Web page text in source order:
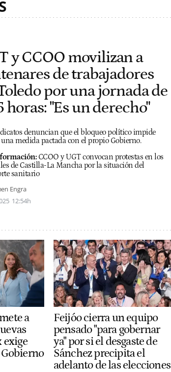
y CCOO movilizan a
de trabajadores
por una jornada de
horas: "Es un derecho"
denuncian que el bloqueo político impide
medida pactada con el propio Gobierno.
CCOO y UGT convocan protestas en los
de Castilla-La Mancha por la situación del
sanitario
Engra
12:54h
a
exige
Feijóo cierra un equipo
pensado "para gobernar
ya" por si el desgaste de
Sánchez precipita el
adelanto de las elecciones